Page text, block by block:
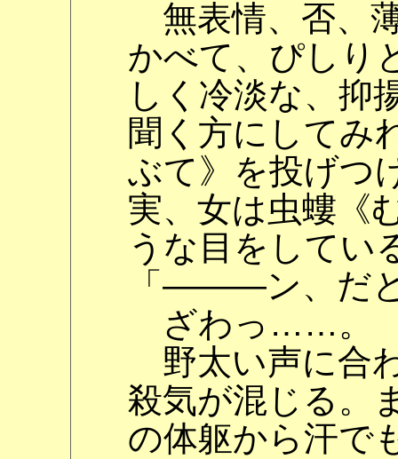
無表情、否、
かべて、ぴしり
しく冷淡な、抑
聞く方にしてみ
ぶて》を投げつ
実、女は虫螻《
うな目をしてい
「―――ン、だ
ざわっ……。
野太い声に合
殺気が混じる。
の体躯から汗で